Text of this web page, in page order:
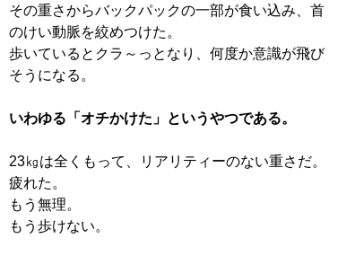
その重さからバックパックの一部が食い込み、首
のけい動脈を絞めつけた。
歩いているとクラ～っとなり、何度か意識が飛び
そうになる。
いわゆる「オチかけた」というやつである。
23㎏は全くもって、リアリティーのない重さだ。
疲れた。
もう無理。
もう歩けない。